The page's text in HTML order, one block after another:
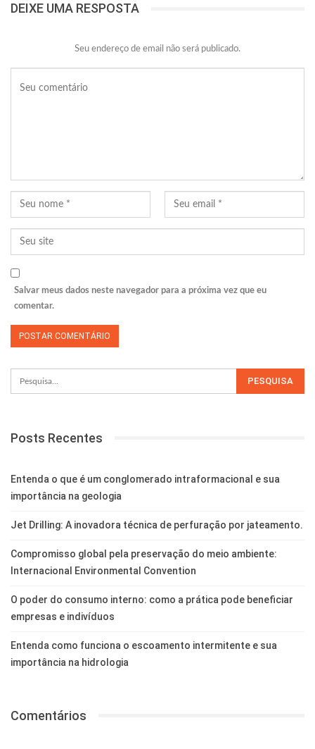
DEIXE UMA RESPOSTA
Seu endereço de email não será publicado.
Salvar meus dados neste navegador para a próxima vez que eu
comentar.
Posts Recentes
Entenda o que é um conglomerado intraformacional e sua
importância na geologia
Jet Drilling: A inovadora técnica de perfuração por jateamento.
Compromisso global pela preservação do meio ambiente:
Internacional Environmental Convention
O poder do consumo interno: como a prática pode beneficiar
empresas e indivíduos
Entenda como funciona o escoamento intermitente e sua
importância na hidrologia
Comentários